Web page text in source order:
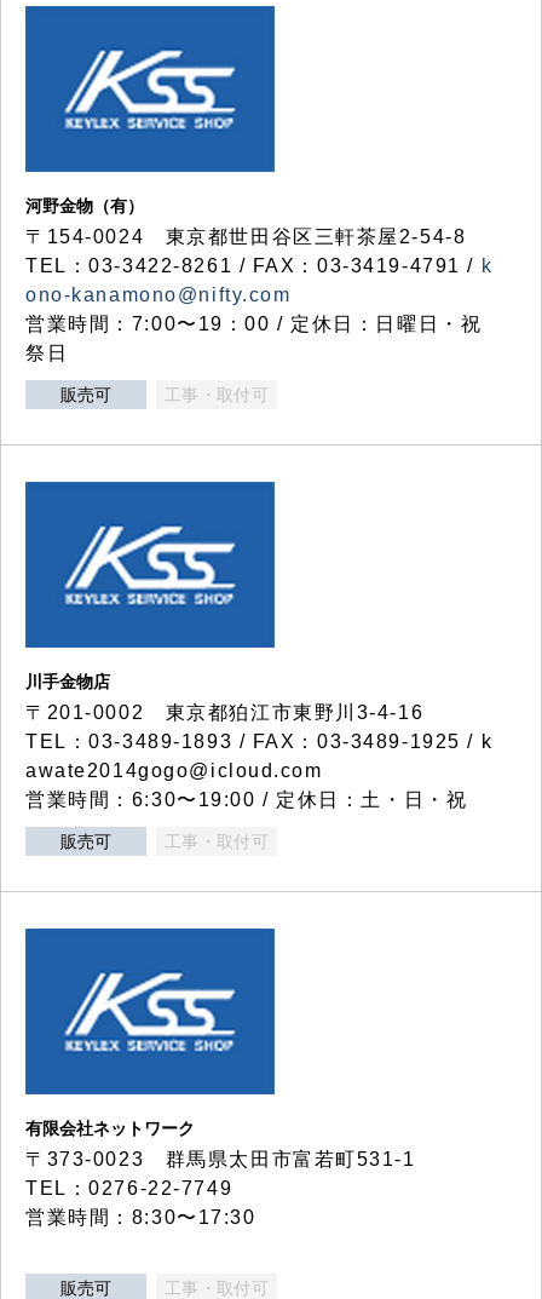
河野金物（有）
〒154-0024 東京都世田谷区三軒茶屋2-54-8
TEL：03-3422-8261 / FAX：03-3419-4791 / k
ono-kanamono@nifty.com
営業時間：7:00〜19：00 / 定休日：日曜日・祝
祭日
販売可 工事・取付可
川手金物店
〒201-0002 東京都狛江市東野川3-4-16
TEL：03-3489-1893 / FAX：03-3489-1925 / k
awate2014gogo@icloud.com
営業時間：6:30〜19:00 / 定休日：土・日・祝
販売可 工事・取付可
有限会社ネットワーク
〒373-0023 群馬県太田市富若町531-1
TEL：0276-22-7749
営業時間：8:30〜17:30
販売可 工事・取付可